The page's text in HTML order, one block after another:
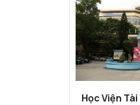
Học Viện